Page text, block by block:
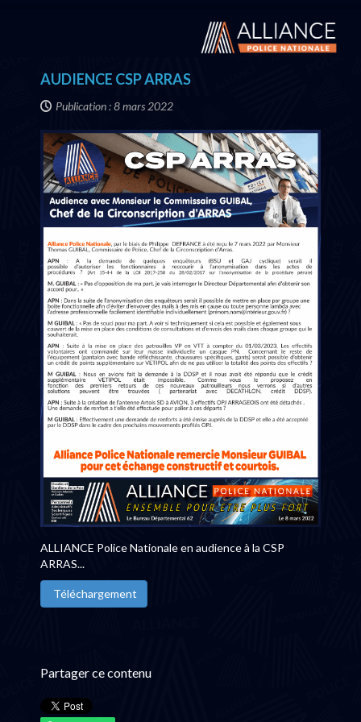
AUDIENCE CSP ARRAS
Publication : 8 mars 2022
ALLIANCE Police Nationale en audience à la CSP
ARRAS...
Téléchargement
Partager ce contenu